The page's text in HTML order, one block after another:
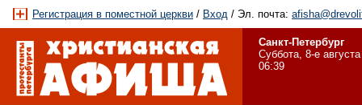
Регистрация в поместной церкви / Вход / Эл. почта:
Санкт-Петербург
Суббота, 8-е августа
06:39